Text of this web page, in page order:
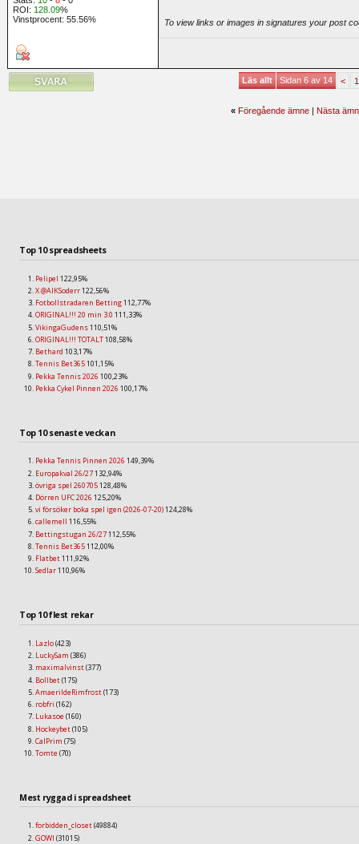
ROI: 128.09%
Vinstprocent: 55.56%
To view links or images in signatures your post
Läs allt Sidan 6 av 14 < 1
« Föregående ämne| Nästa
Top 10 spreadsheets
Pelipel 122,95%
X @AIKSoderr122,56%
Fotbollstradaren Betting112,77%
ORIGINAL!!! 20 min 3.0 111,33%
VikingaGudens110,51%
ORIGINAL!!! TOTALT108,58%
Bethard 103,17%
Tennis Bet365101,15%
Pekka Tennis 2026 100,23%
Pekka Cykel Pinnen 2026 100,17%
Top 10 senaste veckan
Pekka Tennis Pinnen 2026 149,39%
Europakval 26/27132,94%
övriga spel 260705128,48%
Dörren UFC 2026 125,20%
vi försöker boka spel igen (2026-07-20)124,28%
callemell 116,55%
Bettingstugan 26/27112,55%
Tennis Bet365112,00%
Flatbet111,92%
Sedlar110,96%
Top 10 flest rekar
Lazlo(423)
LuckySam (386)
maximalvinst(377)
Bollbet(175)
AmaerildeRimfrost(173)
robfri (162)
Lukasoe (160)
Hockeybet(105)
CalPrim (75)
Tomte (70)
Mest ryggad i spreadsheet
forbidden_closet(49884)
GOWI (31015)